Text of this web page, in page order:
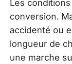
Les
conversion.
accidenté ou
longueur de
une marche